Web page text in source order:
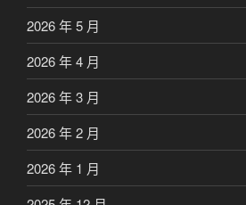
2026 年 5 月
2026 年 4 月
2026 年 3 月
2026 年 2 月
2026 年 1 月